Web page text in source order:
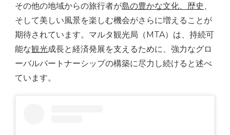
その他の地域からの旅行者が島の豊かな文化、歴史 、
そして美しい風景を楽しむ機会がさらに増えることが
期待されています。マルタ観光局（MTA）は、持続可
能な観光成長と経済発展を支えるために、強力なグロ
ーバルパートナーシップの構築に尽力し続けると述べ
ています。